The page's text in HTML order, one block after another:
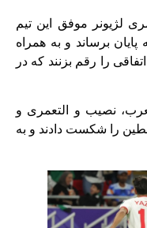
لژیونر موفق این تیم
برساند و به همراه
را رقم بزنند که در
نصیب و التعمری و
را شکست دادند و به